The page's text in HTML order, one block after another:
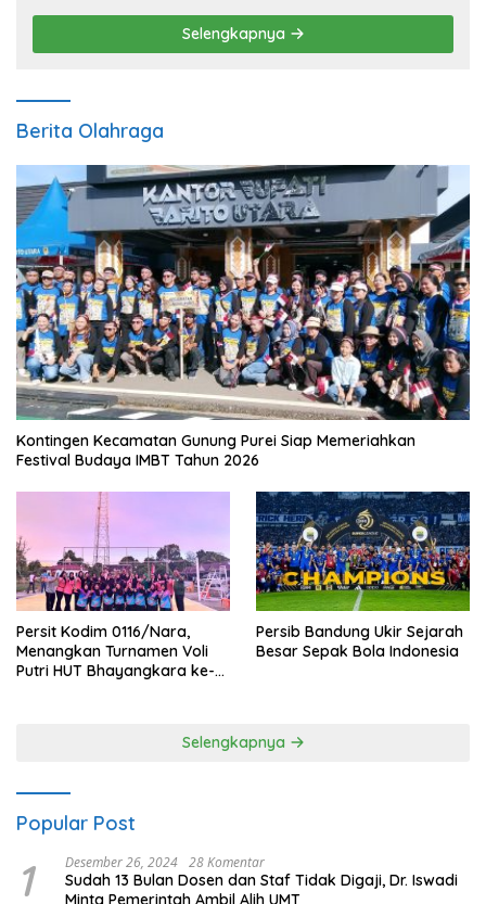
Selengkapnya
Berita Olahraga
Kontingen Kecamatan Gunung Purei Siap Memeriahkan
Festival Budaya IMBT Tahun 2026
Persit Kodim 0116/Nara,
Menangkan Turnamen Voli
Putri HUT Bhayangkara ke-
Persib Bandung Ukir Sejarah
Besar Sepak Bola Indonesia
Selengkapnya
Popular Post
1 Desember 26, 2024 28 Komentar
Sudah 13 Bulan Dosen dan Staf Tidak Digaji, Dr. Iswadi
Minta Pemerintah Ambil Alih UMT